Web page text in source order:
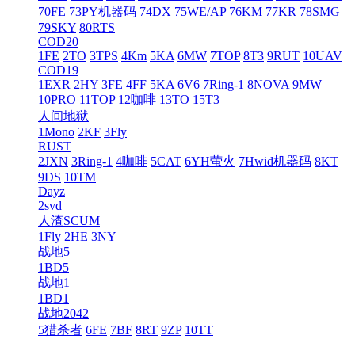
70FE 73PY机器码 74DX 75WE/AP 76KM 77KR 78SMG
79SKY 80RTS
COD20
1FE 2TO 3TPS 4Km 5KA 6MW 7TOP 8T3 9RUT 10UAV
COD19
1EXR 2HY 3FE 4FF 5KA 6V6 7Ring-1 8NOVA 9MW
10PRO 11TOP 12咖啡 13TO 15T3
人间地狱
1Mono 2KF 3Fly
RUST
2JXN 3Ring-1 4咖啡 5CAT 6YH萤火 7Hwid机器码 8KT
9DS 10TM
Dayz
2svd
人渣SCUM
1Fly 2HE 3NY
战地5
1BD5
战地1
1BD1
战地2042
5猎杀者 6FE 7BF 8RT 9ZP 10TT